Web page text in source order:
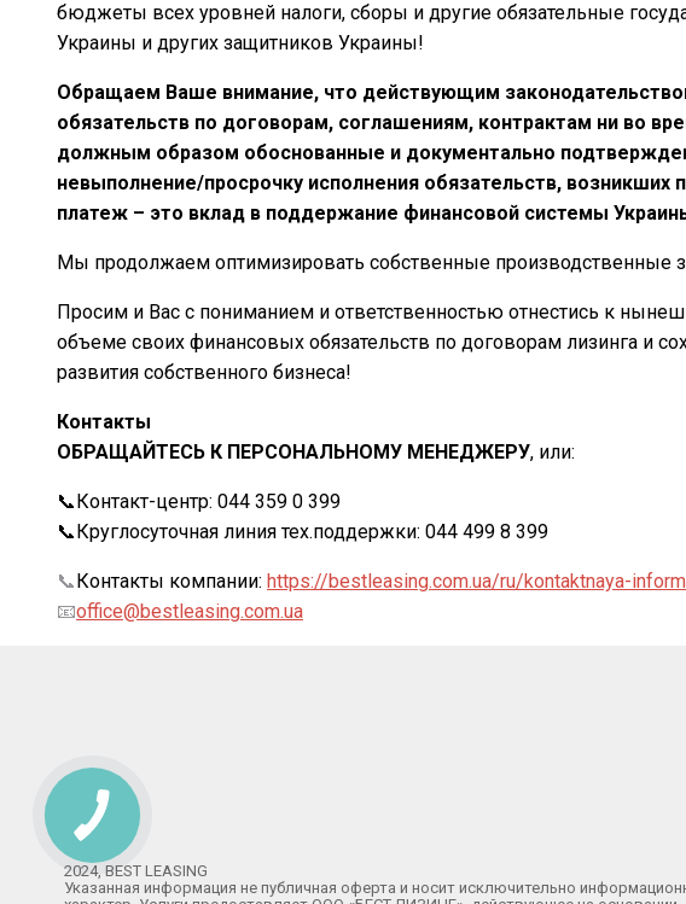
бюджеты всех уровней налоги, сборы и другие обязательные
Украины и других защитников Украины!
Обращаем Ваше внимание, что действующим
обязательств по договорам, соглашениям, контрактам ни во
должным образом обоснованные и документально
невыполнение/просрочку исполнения обязательств,
платеж – это вклад в поддержание финансовой системы
Мы продолжаем оптимизировать собственные производственные
Просим и Вас с пониманием и ответственностью отнестись к
объеме своих финансовых обязательств по договорам лизинга и
развития собственного бизнеса!
Контакты
ОБРАЩАЙТЕСЬ К ПЕРСОНАЛЬНОМУ МЕНЕДЖЕРУ, или:
📞Контакт-центр: 044 359 0 399
📞Круглосуточная линия тех.поддержки: 044 499 8 399
📞Контакты компании: https://bestleasing.com.ua/ru/kontaktnaya-
📧office@bestleasing.com.ua
2024, BEST LEASING
Указанная информация не публичная оферта и носит исключительно